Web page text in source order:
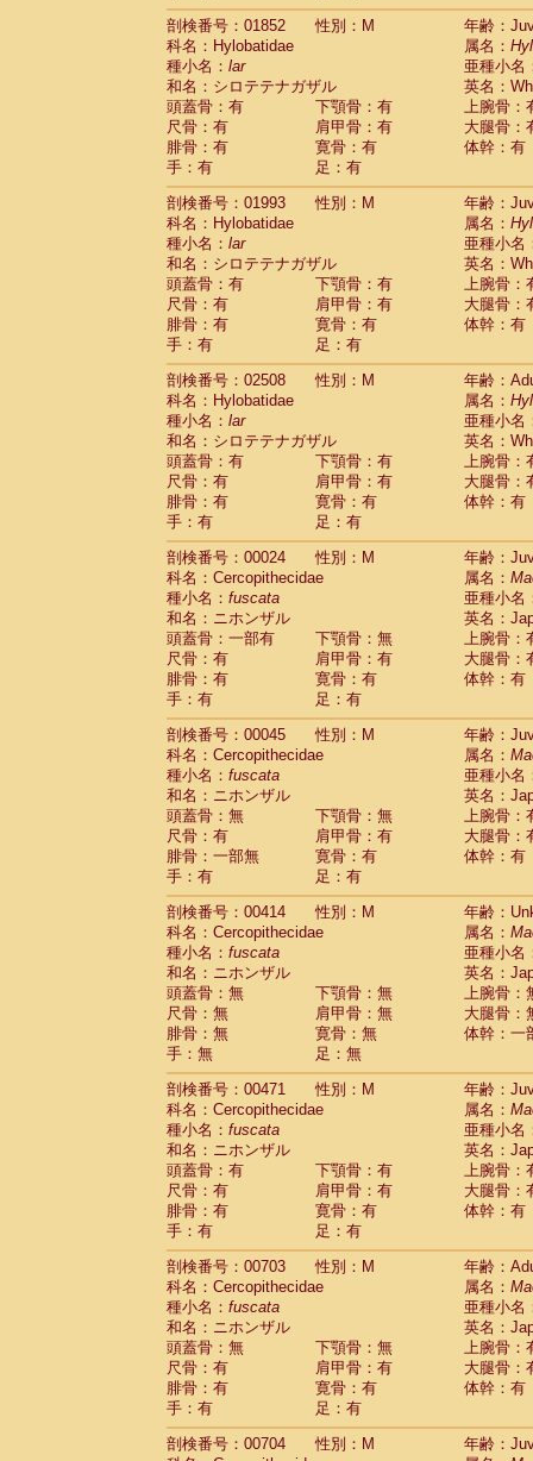
CercopithecidaeCercopithecus
CercopithecidaeCercopithecus
Cercopithecidae
Cercopithecusspp.(0)
Cercopithecidae
Chlorocebus
CercopithecidaeChlorocebus
CercopithecidaeErythrocebus patas
CercopithecidaeMiopithecus talapoin
CercopithecidaeCercopithecinae spp.
CercopithecidaeColobus angolensis
CercopithecidaeColobus guereza (0)
Cercopithecidae Colobus polykomos
Cercopithecidae Piliocolobus badius
Cercopithecidae Kasi senex vetulus(0)
CercopithecidaeKasi senex
CercopithecidaeNasalis larvatus(0)
CercopithecidaePresbytes
CercopithecidaePygathrix nemaeus
CercopithecidaeSemnopithecus
Cercopithecidae
Trachypithecus
Cercopithecidae
Trachypithecus
Cercopithecidae
Trachypithecus
CercopithecidaeTrachypithecus
CercopithecidaeColobinae spp.(0)
CercopithecidaePresbytesinaespp.(0)
CercopithecidaeCercopithecidae
HylobatidaeHoolock hoolock(0)
HylobatidaeHylobates agilis
HylobatidaeHylobates klossii (0)
Hylobatidae
HylobatidaeHylobates moloch(0)
Hylobatidae Hylobates muelleri(0)
HylobatidaeHylobates pileatus(2)
Hylobatidae Hylobates
HylobatidaeHylobateshybrid(0)
HylobatidaeNomascus concolor(0)
HylobatidaeSymphalangus
Hominidae
(0)
Hominidae
Hominidae Gorilla gorilla beringei(0)
Hominidae Gorilla gorilla gorilla(0)
Primates misc.(0)
Scandentia Dendrogale melanura
Scandentia Ptilocercus lowii
ScandentiaTupaia glis
Scandentia
Scandentia
剖検番号：01852
性別：M
年齢：
科名：Hylobatidae
属名：
種小名： lar
亜種小名
和名：シロテテナガザル
英名：
頭蓋骨：有
下顎骨：有
上腕骨：
尺骨：有
肩甲骨：有
大腿骨：
腓骨：有
寛骨：有
体幹：有
手：有
足：有
剖検番号：01993
性別：M
年齢：
科名：Hylobatidae
属名：
種小名： lar
亜種小名
和名：シロテテナガザル
英名：
頭蓋骨：有
下顎骨：有
上腕骨：
尺骨：有
肩甲骨：有
大腿骨：
腓骨：有
寛骨：有
体幹：有
手：有
足：有
剖検番号：02508
性別：M
年齢：
科名：Hylobatidae
属名：
種小名： lar
亜種小名
和名：シロテテナガザル
英名：
頭蓋骨：有
下顎骨：有
上腕骨：
尺骨：有
肩甲骨：有
大腿骨：
腓骨：有
寛骨：有
体幹：有
手：有
足：有
剖検番号：00024
性別：M
年齢：
科名：Cercopithecidae
属名：
種小名： fuscata
亜種小名
和名：ニホンザル
英名：
頭蓋骨：一部有
下顎骨：無
上腕骨：
尺骨：有
肩甲骨：有
大腿骨：
腓骨：有
寛骨：有
体幹：有
手：有
足：有
剖検番号：00045
性別：M
年齢：
科名：Cercopithecidae
属名：
種小名： fuscata
亜種小名
和名：ニホンザル
英名：
頭蓋骨：無
下顎骨：無
上腕骨：
尺骨：有
肩甲骨：有
大腿骨：
腓骨：一部無
寛骨：有
体幹：有
手：有
足：有
剖検番号：00414
性別：M
年齢：
科名：Cercopithecidae
属名：
種小名： fuscata
亜種小名
和名：ニホンザル
英名：
頭蓋骨：無
下顎骨：無
上腕骨：
尺骨：無
肩甲骨：無
大腿骨：
腓骨：無
寛骨：無
体幹：一
手：無
足：無
剖検番号：00471
性別：M
年齢：
科名：Cercopithecidae
属名：
種小名： fuscata
亜種小名
和名：ニホンザル
英名：
頭蓋骨：有
下顎骨：有
上腕骨：
尺骨：有
肩甲骨：有
大腿骨：
腓骨：有
寛骨：有
体幹：有
手：有
足：有
剖検番号：00703
性別：M
年齢：
科名：Cercopithecidae
属名：
種小名： fuscata
亜種小名
和名：ニホンザル
英名：
頭蓋骨：無
下顎骨：無
上腕骨：
尺骨：有
肩甲骨：有
大腿骨：
腓骨：有
寛骨：有
体幹：有
手：有
足：有
剖検番号：00704
性別：M
年齢：